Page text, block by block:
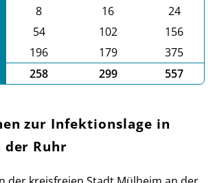
8 16
24
54 102
156
196 179
375
258 299 557
zur Infektionslage in
der Ruhr